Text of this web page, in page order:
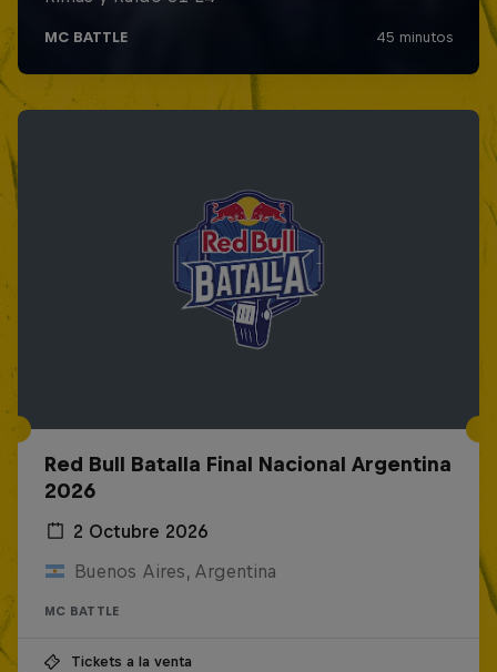
Red Bull Batalla Final Nacional Argentina
2026
2 Octubre 2026
Buenos Aires, Argentina
MC BATTLE
Tickets a la venta